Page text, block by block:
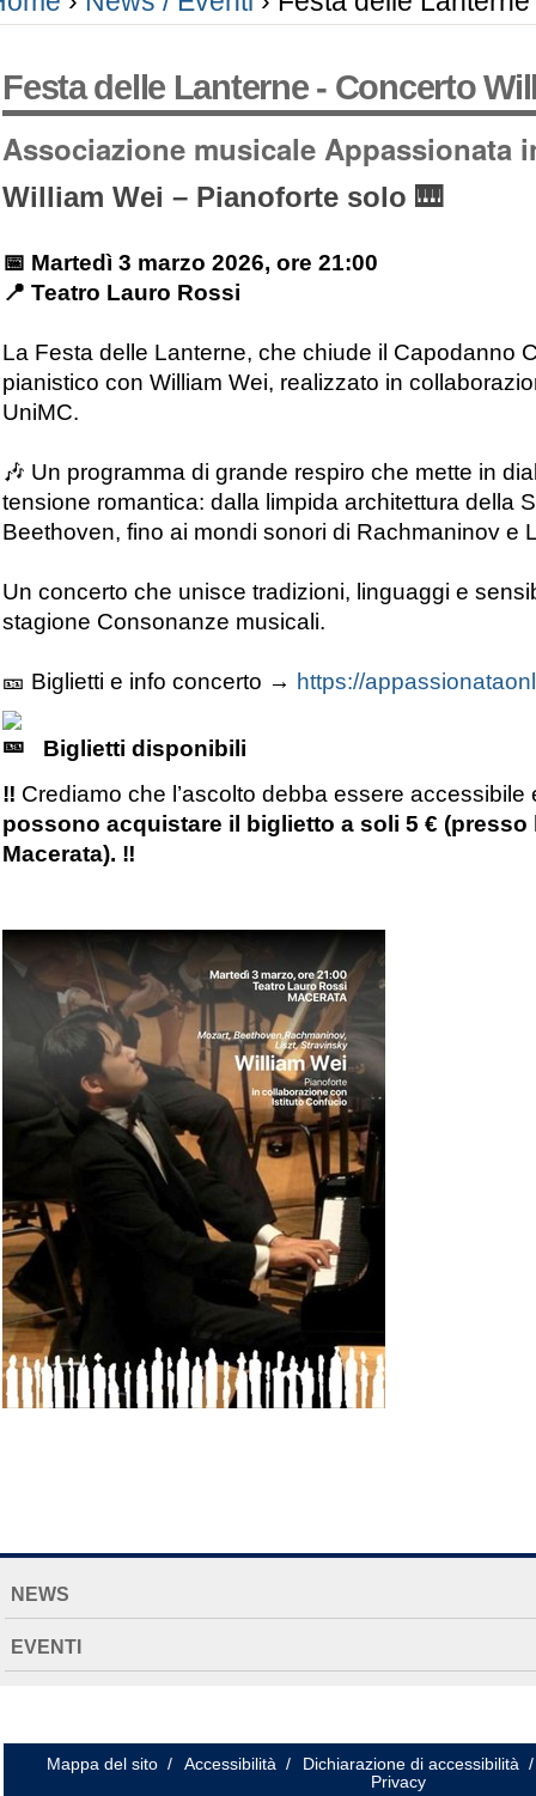
Festa delle Lanterne - Concerto
Associazione musicale
William Wei – Pianoforte solo 🎹
📅 Martedì 3 marzo 2026, ore 21:00
📍 Teatro Lauro Rossi
La Festa delle Lanterne, che chiude il Capodanno
pianistico con William Wei, realizzato in
UniMC.
🎶​ Un programma di grande respiro che mette in
tensione romantica: dalla limpida architettura della
Beethoven, fino ai mondi sonori di Rachmaninov e
Un concerto che unisce tradizioni, linguaggi e
stagione Consonanze musicali.
🎫 Biglietti e info concerto → https://
Biglietti disponibili
‼️ Crediamo che l’ascolto debba essere
possono acquistare il biglietto a soli 5 € (presso
Macerata). ‼️
EXTENDED
NEWS
EVENTI
Mappa del sito / Accessibilità / Dichiarazione di accessibilità /
Privacy